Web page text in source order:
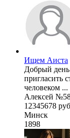
Ищем Аиста
Добрый
пригласить
человеком ...
Алексей
12345678
Минск
1898